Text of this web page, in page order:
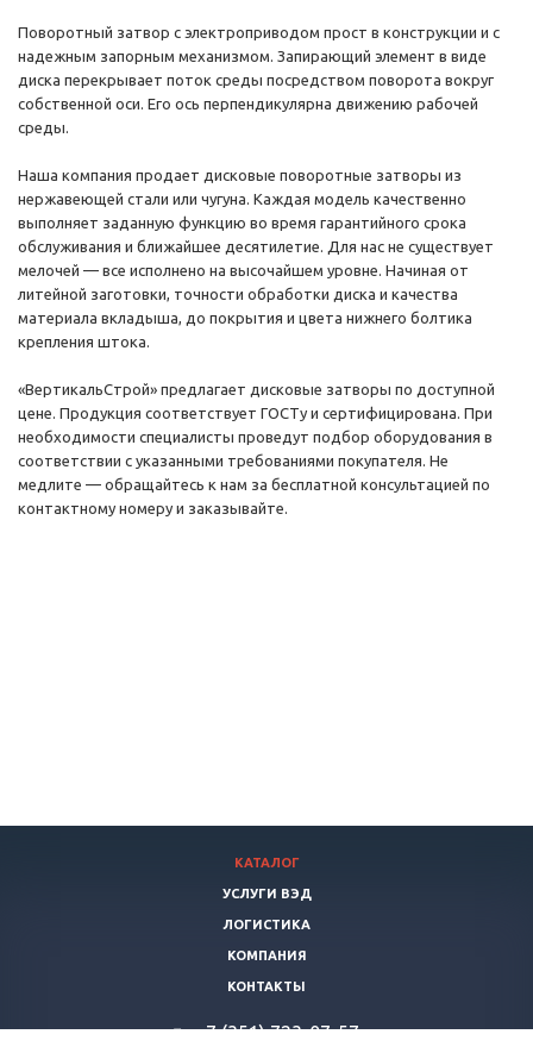
Поворотный затвор с электроприводом прост в конструкции и с
надежным запорным механизмом. Запирающий элемент в виде
диска перекрывает поток среды посредством поворота вокруг
собственной оси. Его ось перпендикулярна движению рабочей
среды.
Наша компания продает дисковые поворотные затворы из
нержавеющей стали или чугуна. Каждая модель качественно
выполняет заданную функцию во время гарантийного срока
обслуживания и ближайшее десятилетие. Для нас не существует
мелочей — все исполнено на высочайшем уровне. Начиная от
литейной заготовки, точности обработки диска и качества
материала вкладыша, до покрытия и цвета нижнего болтика
крепления штока.
«ВертикальСтрой» предлагает дисковые затворы по доступной
цене. Продукция соответствует ГОСТу и сертифицирована. При
необходимости специалисты проведут подбор оборудования в
соответствии с указанными требованиями покупателя. Не
медлите — обращайтесь к нам за бесплатной консультацией по
контактному номеру и заказывайте.
КАТАЛОГ
УСЛУГИ ВЭД
ЛОГИСТИКА
КОМПАНИЯ
КОНТАКТЫ
+7 (351) 723-07-57